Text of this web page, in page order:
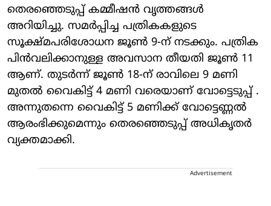
തെരഞ്ഞെടുപ്പ് കമ്മീഷൻ വൃത്തങ്ങൾ
അറിയിച്ചു. സമർപ്പിച്ച പത്രികകളുടെ
സൂക്ഷ്മപരിശോധന ജൂൺ 9-ന് നടക്കും. പത്രിക
പിൻവലിക്കാനുള്ള അവസാന തീയതി ജൂൺ 11
ആണ്. തുടർന്ന് ജൂൺ 18-ന് രാവിലെ 9 മണി
മുതൽ വൈകിട്ട് 4 മണി വരെയാണ് വോട്ടെടുപ്പ് .
അന്നുതന്നെ വൈകിട്ട് 5 മണിക്ക് വോട്ടെണ്ണൽ
ആരംഭിക്കുമെന്നും തെരഞ്ഞെടുപ്പ് അധികൃതർ
വ്യക്തമാക്കി.
Advertisement